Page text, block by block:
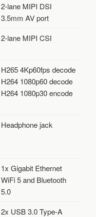
2-lane MIPI DSI
3.5mm AV port
2-lane MIPI CSI
H265 4Kp60fps decode
H264 1080p60 decode
H264 1080p30 encode
Headphone jack
1x Gigabit Ethernet
WiFi 5 and Bluetooth
5.0
2x USB 3.0 Type-A